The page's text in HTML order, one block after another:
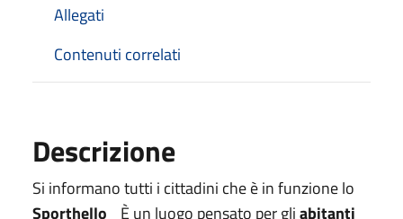
Allegati
Contenuti correlati
Descrizione
Si informano tutti i cittadini che è in funzione lo
Sporthello_
È un luogo pensato per gliabitanti